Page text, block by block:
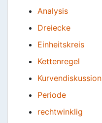
Analysis
Dreiecke
Einheitskreis
Kettenregel
Kurvendiskussion
Periode
rechtwinklig